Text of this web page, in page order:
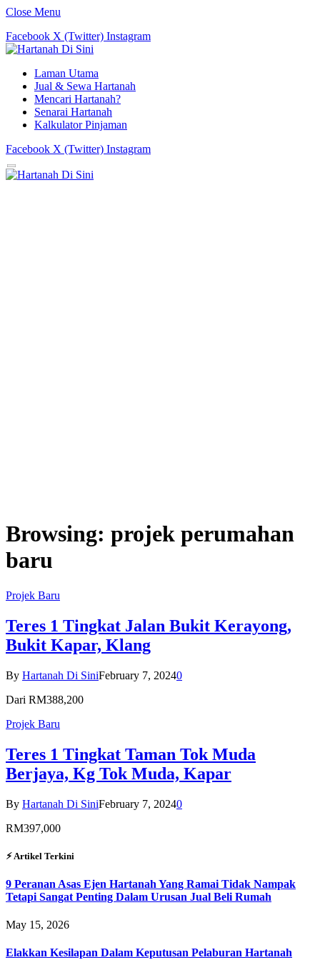
Close Menu
Facebook X (Twitter) Instagram
Laman Utama
Jual & Sewa Hartanah
Mencari Hartanah?
Senarai Hartanah
Kalkulator Pinjaman
Facebook X (Twitter) Instagram
Browsing: projek perumahan
baru
Projek Baru
Teres 1 Tingkat Jalan Bukit Kerayong,
Bukit Kapar, Klang
By Hartanah Di SiniFebruary 7, 20240
Dari RM388,200
Projek Baru
Teres 1 Tingkat Taman Tok Muda
Berjaya, Kg Tok Muda, Kapar
By Hartanah Di SiniFebruary 7, 20240
RM397,000
⚡︎ Artikel Terkini
9 Peranan Asas Ejen Hartanah Yang Ramai Tidak Nampak
Tetapi Sangat Penting Dalam Urusan Jual Beli Rumah
May 15, 2026
Elakkan Kesilapan Dalam Keputusan Pelaburan Hartanah